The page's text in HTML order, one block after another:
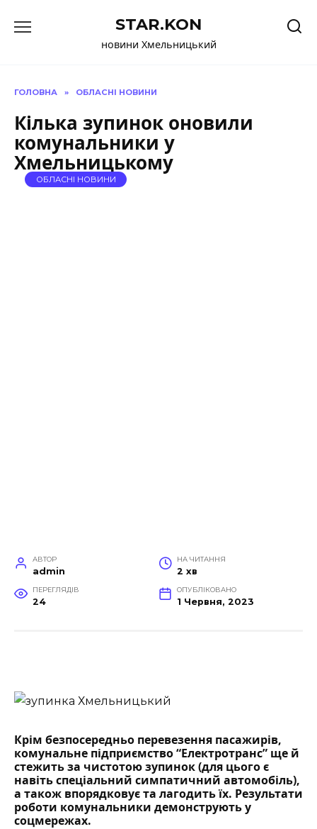
до
STAR.KON
новини Хмельницький
ГОЛОВНА » ОБЛАСНІ НОВИНИ
Кілька зупинок оновили
комунальники у
Хмельницькому
ОБЛАСНІ НОВИНИ
АВТОР
admin
НА ЧИТАННЯ
2 хв
ПЕРЕГЛЯДІВ
24
ОПУБЛІКОВАНО
1 Червня, 2023
Крім безпосередньо перевезення пасажирів,
комунальне підприємство “Електротранс” ще й
стежить за чистотою зупинок (для цього є
навітьспеціальний симпатичний автомобіль),
а також впорядковує та лагодить їх. Результати
роботи комунальники демонструють у
соцмережах.